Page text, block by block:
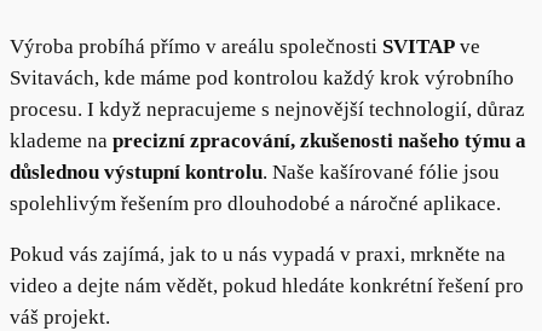
Výroba probíhá přímo v areálu společnosti SVITAP ve
Svitavách, kde máme pod kontrolou každý krok výrobního
procesu. I když nepracujeme s nejnovější technologií, důraz
klademe na precizní zpracování, zkušenosti našeho týmu a
důslednou výstupní kontrolu. Naše kašírované fólie jsou
spolehlivým řešením pro dlouhodobé a náročné aplikace.
Pokud vás zajímá, jak to u nás vypadá v praxi, mrkněte na
video a dejte nám vědět, pokud hledáte konkrétní řešení pro
váš projekt.